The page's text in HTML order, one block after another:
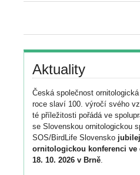
Aktuality
Česká společnost
roce slaví 100. výročí svého
té příležitosti pořádá ve
se Slovenskou ornitologickou
SOS/BirdLife Slovensko
ornitologickou konferenci ve
18. 10. 2026 v Brně.